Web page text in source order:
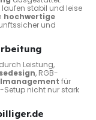
laufen stabil und leise
hochwertige
und
Leistung,
, RGB-
für
Setup nicht nur stark